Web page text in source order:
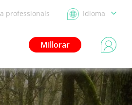
professionals Idioma
Millorar